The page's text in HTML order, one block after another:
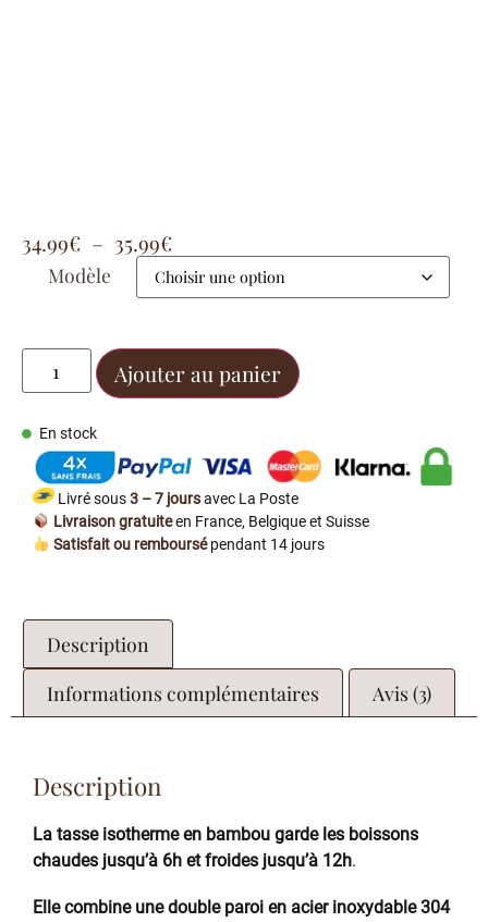
34.99€ – 35.99€
Modèle
Ajouter au panier
En stock
Livré sous3 – 7 joursavec La Poste
Livraison gratuiteen France, Belgique et Suisse
Satisfait ou remboursépendant 14 jours
Description
Informations complémentaires
Avis (3)
Description
La tasse isotherme en bambou garde les boissons
chaudes jusqu’à 6h et froides jusqu’à 12h.
Elle combine une double paroi en acier inoxydable 304